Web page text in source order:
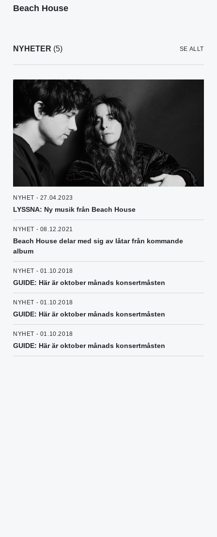
Beach House
NYHETER (5) SE ALLT
NYHET - 27.04.2023
LYSSNA: Ny musik från Beach House
NYHET - 08.12.2021
Beach House delar med sig av låtar från kommande
album
NYHET - 01.10.2018
GUIDE: Här är oktober månads konsertmåsten
NYHET - 01.10.2018
GUIDE: Här är oktober månads konsertmåsten
NYHET - 01.10.2018
GUIDE: Här är oktober månads konsertmåsten